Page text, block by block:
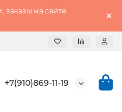
заказы на сайте
+7(910)869-11-19